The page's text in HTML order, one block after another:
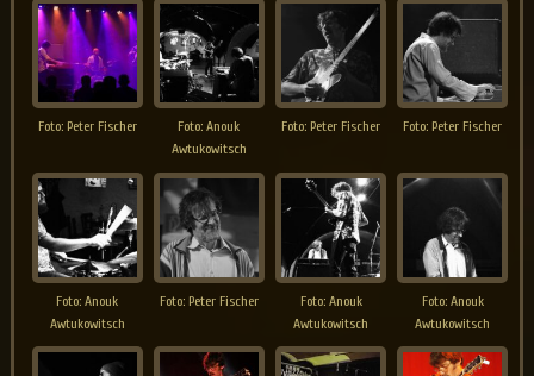
Foto: Peter Fischer
Foto: Anouk
Awtukowitsch
Foto: Peter Fischer Foto: Peter Fischer
Foto: Anouk
Awtukowitsch
Foto: Peter Fischer
Foto: Anouk
Awtukowitsch
Foto: Anouk
Awtukowitsch